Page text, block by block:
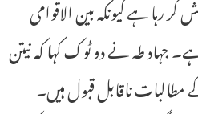
ہے کیونکہ بین الاقوامی
جہاد طہ نے دو ٹوک کہا کہ نیتن
مطالبات ناقابل قبول ہیں۔